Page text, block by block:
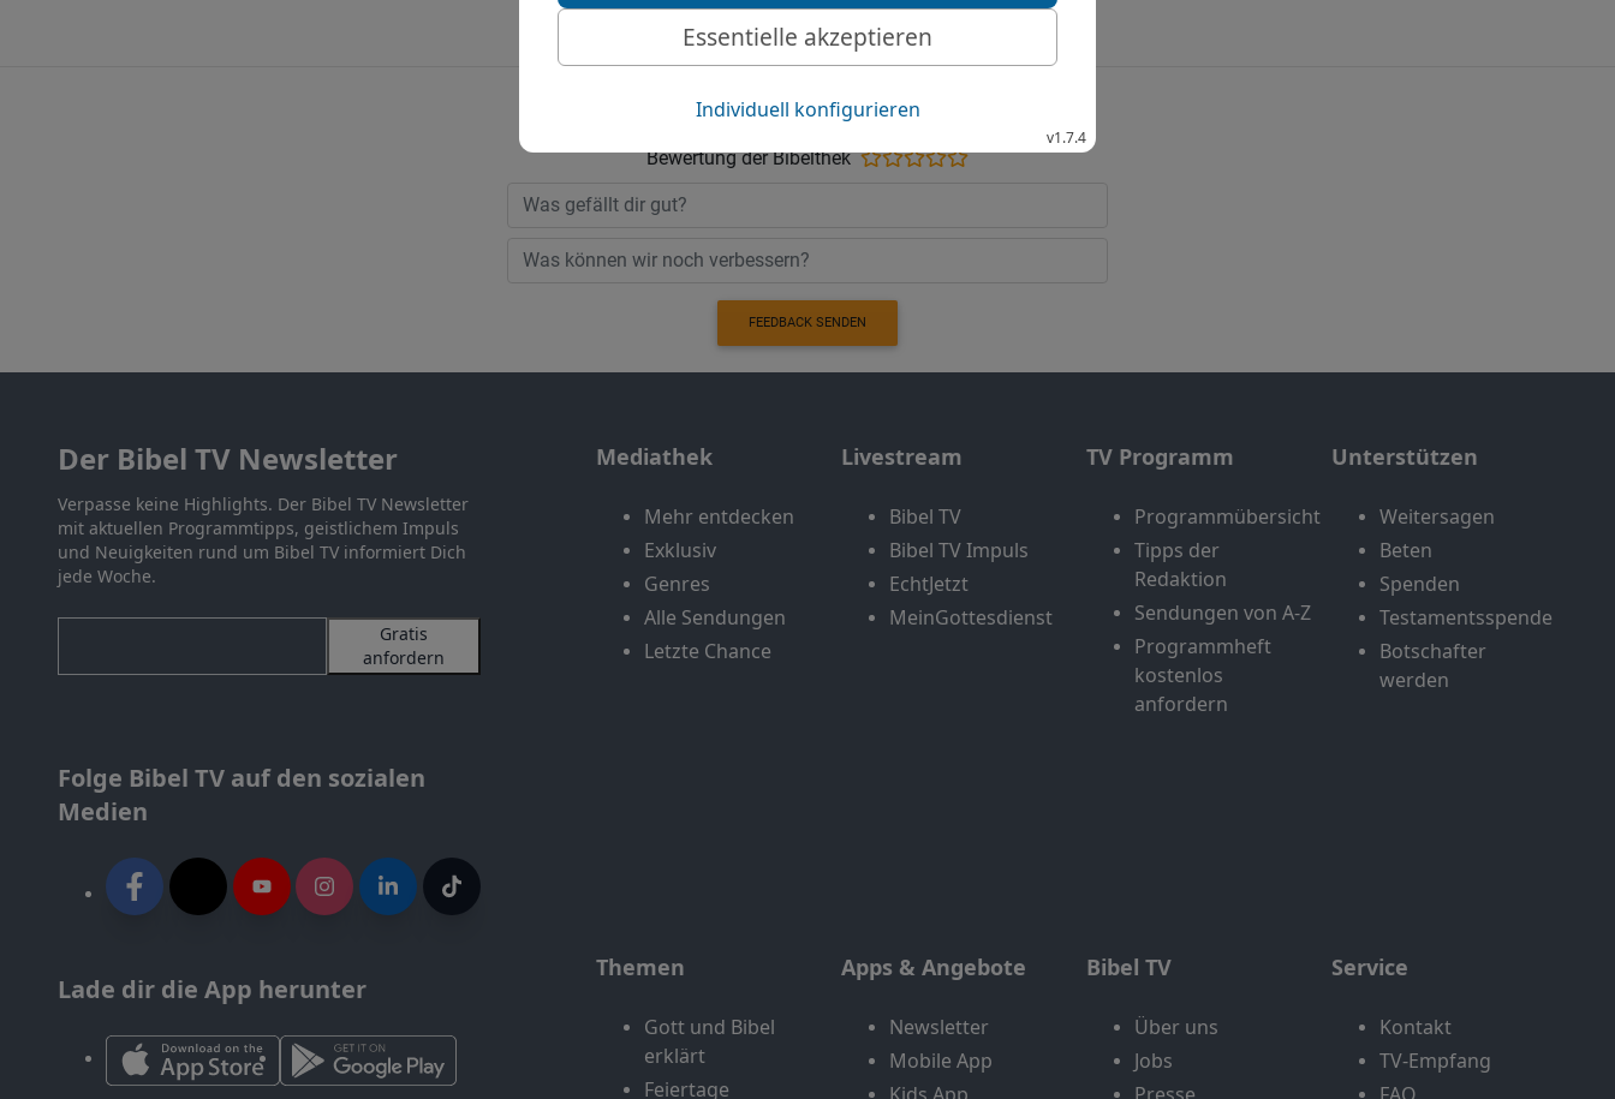
Möchtest du uns Feedback geben?
Bewertung der Bibelthek
FEEDBACK SENDEN
Der Bibel TV Newsletter
Verpasse keine Highlights. Der Bibel TV Newsletter
mit aktuellen Programmtipps, geistlichem Impuls
und Neuigkeiten rund um Bibel TV informiert Dich
jede Woche.
Gratis
anfordern
Folge Bibel TV auf den sozialen
Medien
Lade dir die App herunter
Mediathek
Mehr entdecken
Exklusiv
Genres
Alle Sendungen
Letzte Chance
Livestream
Bibel TV
Bibel TV Impuls
EchtJetzt
MeinGottesdienst
TV Programm
Programmübersicht
Tipps der
Redaktion
Sendungen von A-Z
Programmheft
kostenlos
anfordern
Unterstützen
Weitersagen
Beten
Spenden
Testamentsspende
Botschafter
werden
Themen
Gott und Bibel
erklärt
Feiertage
Apps & Angebote
Newsletter
Mobile App
Bibel TV
Über uns
Jobs
Service
Kontakt
TV-Empfang